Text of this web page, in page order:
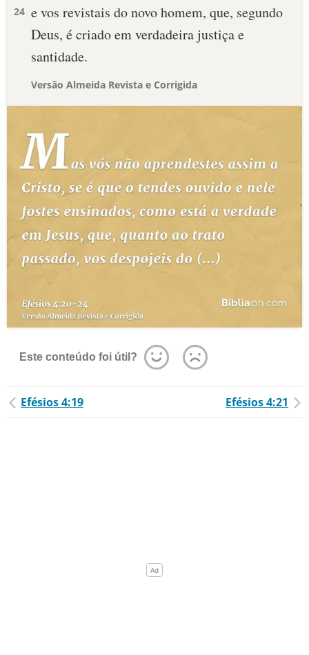
24 e vos revistais do novo homem, que, segundo
Deus, é criado em verdadeira justiça e
santidade.
Versão Almeida Revista e Corrigida
Este conteúdo foi útil?
Efésios 4:19 Efésios 4:21